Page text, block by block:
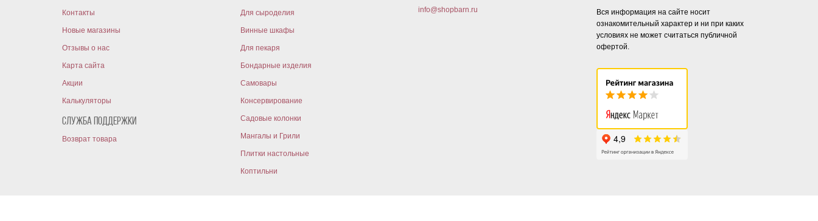
Контакты
Новые магазины
Отзывы о нас
Карта сайта
Акции
Калькуляторы
Служба поддержки
Возврат товара
Для сыроделия
Винные шкафы
Для пекаря
Бондарные изделия
Самовары
Консервирование
Садовые колонки
Мангалы и Грили
Плитки настольные
Коптильни
info@shopbarn.ru
Вся информация на сайте носит
ознакомительный характер и ни при каких
условиях не может считаться публичной
офертой.